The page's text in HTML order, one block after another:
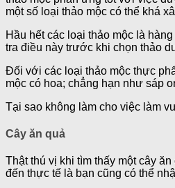
một số loại thảo mộc có thể khá
Hầu hết các loại thảo mộc là
tra điều này trước khi chọn thảo
Đối với các loại thảo mộc thực
mộc có hoa; chẳng hạn như sáp
Tại sao không làm cho việc làm
Cây ăn quả
Thật thú vị khi tìm thấy một cây
đến thực tế là bạn cũng có thể